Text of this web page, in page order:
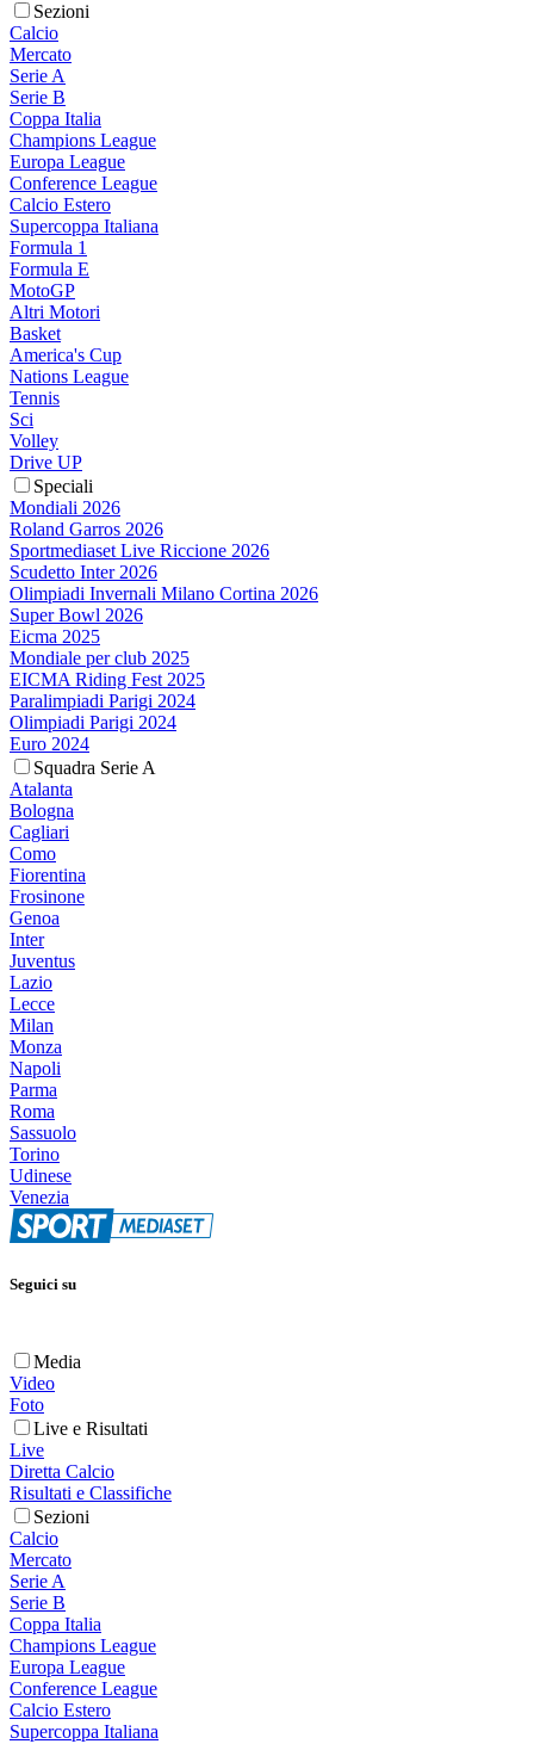
Sezioni
Calcio
Mercato
Serie A
Serie B
Coppa Italia
Champions League
Europa League
Conference League
Calcio Estero
Supercoppa Italiana
Formula 1
Formula E
MotoGP
Altri Motori
Basket
America's Cup
Nations League
Tennis
Sci
Volley
Drive UP
Speciali
Mondiali 2026
Roland Garros 2026
Sportmediaset Live Riccione 2026
Scudetto Inter 2026
Olimpiadi Invernali Milano Cortina 2026
Super Bowl 2026
Eicma 2025
Mondiale per club 2025
EICMA Riding Fest 2025
Paralimpiadi Parigi 2024
Olimpiadi Parigi 2024
Euro 2024
Squadra Serie A
Atalanta
Bologna
Cagliari
Como
Fiorentina
Frosinone
Genoa
Inter
Juventus
Lazio
Lecce
Milan
Monza
Napoli
Parma
Roma
Sassuolo
Torino
Udinese
Venezia
Seguici su
Media
Video
Foto
Live e Risultati
Live
Diretta Calcio
Risultati e Classifiche
Sezioni
Calcio
Mercato
Serie A
Serie B
Coppa Italia
Champions League
Europa League
Conference League
Calcio Estero
Supercoppa Italiana